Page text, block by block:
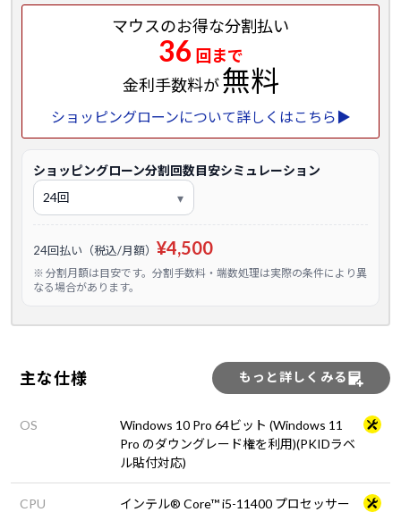
マウスのお得な分割払い
36 回まで
金利手数料が無料
ショッピングローンについて詳しくはこちら▶
ショッピングローン分割回数目安シミュレーション
24回払い（税込/月額） ¥4,500
※ 分割月額は目安です。分割手数料・端数処理は実際の条件により異
なる場合があります。
主な仕様 もっと詳しくみる
OS
Windows 10 Pro 64ビット (Windows 11
Pro のダウングレード権を利用)(PKIDラベ
ル貼付対応)
CPU インテル® Core™ i5-11400 プロセッサー